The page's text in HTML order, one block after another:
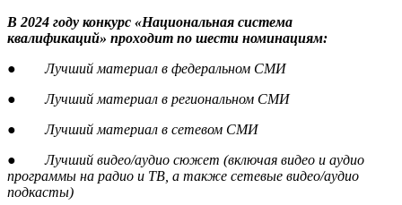
В 2024 году конкурс «Национальная система
квалификаций» проходит по шести номинациям:
●Лучший материал в федеральном СМИ
●Лучший материал в региональном СМИ
●Лучший материал в сетевом СМИ
●Лучший видео/аудио сюжет (включая видео и аудио
программы на радио и ТВ, а также сетевые видео/аудио
подкасты)